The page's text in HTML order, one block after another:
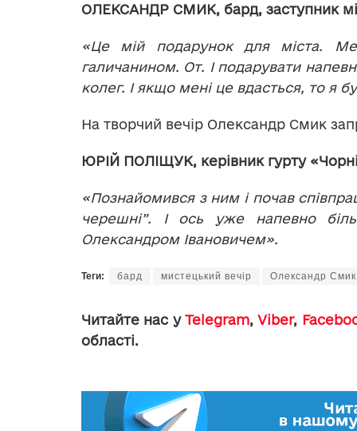
ОЛЕКСАНДР СМИК, бард, заступник
«Це мій подарунок для міста.
галичанином. От. І подарувати
колег. І якщо мені це вдасться, то я
На творчий вечір Олександр Смик
ЮРІЙ ПОЛІЩУК, керівник гурту
«Познайомився з ним і почав
черешні”. І ось уже напевно
Олександром Івановичем».
Теги: бард мистецький вечір Олександр Смик
Читайте нас уTelegram,Viber,
області.